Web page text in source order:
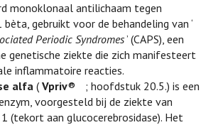
monoklonaal antilichaam tegen
gebruikt voor de behandeling van ‘
Periodic Syndromes’ (CAPS), een
genetische ziekte die zich manifesteert
inflammatoire reacties.
alfa ( Vpriv®
; hoofdstuk 20.5.) is een
voorgesteld bij de ziekte van
(tekort aan glucocerebrosidase). Het